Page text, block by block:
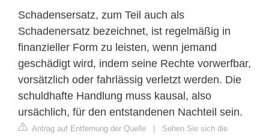
Schadensersatz, zum Teil auch als
Schadenersatz bezeichnet, ist regelmäßig in
finanzieller Form zu leisten, wenn jemand
geschädigt wird, indem seine Rechte vorwerfbar,
vorsätzlich oder fahrlässig verletzt werden. Die
schuldhafte Handlung muss kausal, also
ursächlich, für den entstandenen Nachteil sein.
Antrag auf Entfernung der Quelle | Sehen Sie sich die